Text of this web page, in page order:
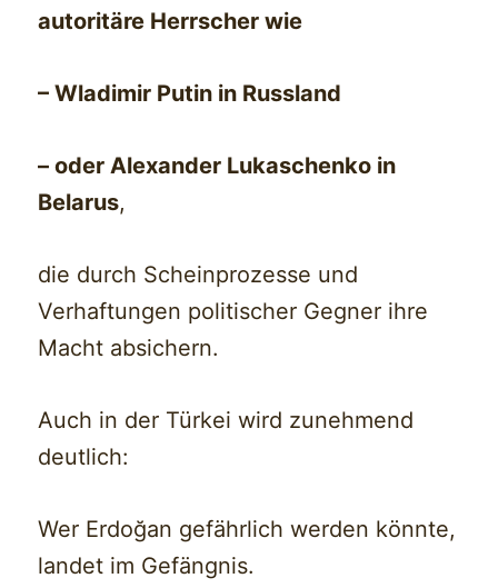
autoritäre Herrscher wie
– Wladimir Putin in Russland
– oder Alexander Lukaschenko in
Belarus,
die durch Scheinprozesse und
Verhaftungen politischer Gegner ihre
Macht absichern.
Auch in der Türkei wird zunehmend
deutlich:
Wer Erdoğan gefährlich werden könnte,
landet im Gefängnis.